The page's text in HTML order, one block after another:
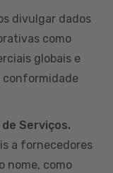
divulgar dados
como
globais e
conformidade
Serviços.
a fornecedores
nome, como